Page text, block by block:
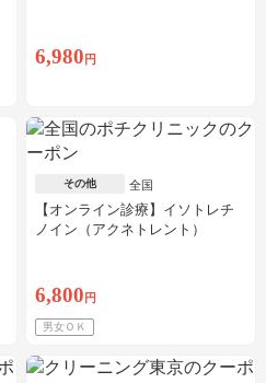
6,980 円
その他 全国
【オンライン診療】イソトレチ
ノイン（アクネトレント）
6,800 円
男女ＯＫ